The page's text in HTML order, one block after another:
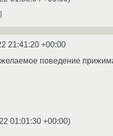
21:41:20 +00:00
поведение
01:01:30 +00:00)